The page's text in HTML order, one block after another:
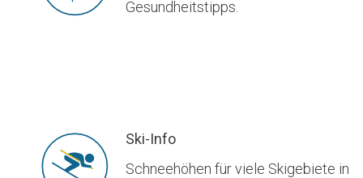
Gesundheitstipps.
Ski-Info
Schneehöhen für viele Skigebiete in